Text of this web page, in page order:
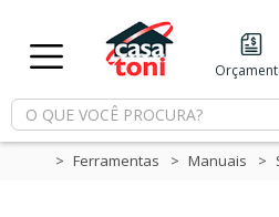
Minha Conta
Meus Favoritos
Departamentos
Ferramentas Manuais